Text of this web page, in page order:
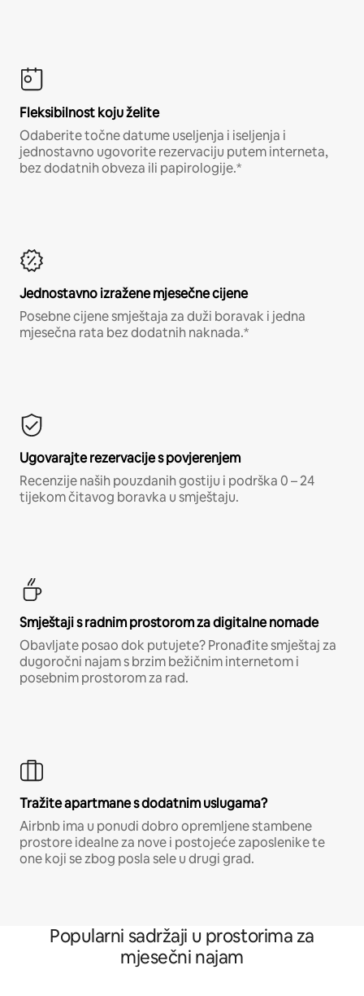
Fleksibilnost koju želite
Odaberite točne datume useljenja i iseljenja i
jednostavno ugovorite rezervaciju putem interneta,
bez dodatnih obveza ili papirologije.*
Jednostavno izražene mjesečne cijene
Posebne cijene smještaja za duži boravak i jedna
mjesečna rata bez dodatnih naknada.*
Ugovarajte rezervacije s povjerenjem
Recenzije naših pouzdanih gostiju i podrška 0 – 24
tijekom čitavog boravka u smještaju.
Smještaji s radnim prostorom za digitalne nomade
Obavljate posao dok putujete? Pronađite smještaj za
dugoročni najam s brzim bežičnim internetom i
posebnim prostorom za rad.
Tražite apartmane s dodatnim uslugama?
Airbnb ima u ponudi dobro opremljene stambene
prostore idealne za nove i postojeće zaposlenike te
one koji se zbog posla sele u drugi grad.
Popularni sadržaji u prostorima za
mjesečni najam